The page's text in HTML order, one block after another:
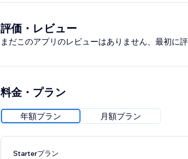
評価・レビュー
まだこのアプリのレビューはありません、最初に評
料金・プラン
年額プラン 月額プラン
Starterプラン